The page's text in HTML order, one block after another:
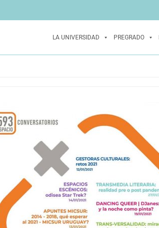
LA UNIVERSIDAD PREGRADO